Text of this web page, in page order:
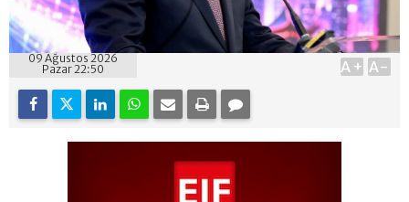
09 Ağustos 2026
Pazar 22:50
A+ A-